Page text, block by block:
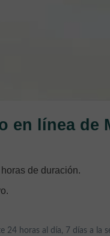
en línea de
de duración.
horas al día, 7 días a la